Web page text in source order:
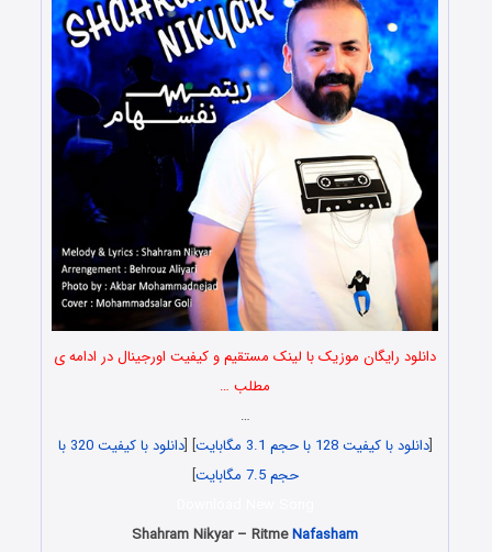
دانلود رایگان موزیک با لینک مستقیم و کیفیت اورجینال در ادامه ی
مطلب …
…
[دانلود با کیفیت 128 با حجم 3.1 مگابایت ] [
دانلود با کیفیت 320 با
حجم 7.5 مگابایت
]
Shahram Nikyar – RitmeNafasham